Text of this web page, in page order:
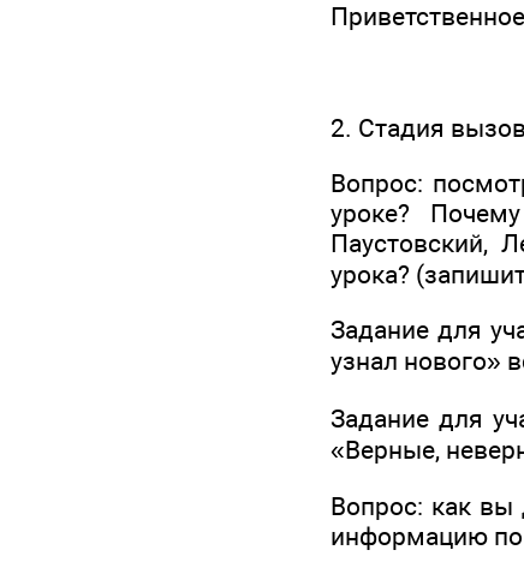
2. Стадия
Вопрос:
уроке?
Паустовский,
урока?
Задание для
узнал нового»
Задание для
«Верные,
Вопрос: как
информацию по